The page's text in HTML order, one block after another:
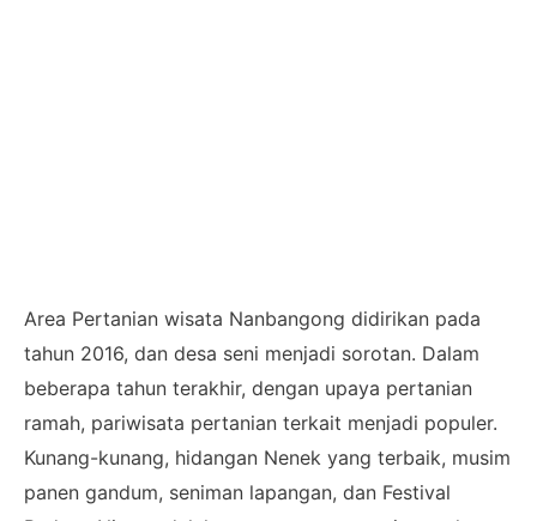
Area Pertanian wisata Nanbangong didirikan pada
tahun 2016, dan desa seni menjadi sorotan. Dalam
beberapa tahun terakhir, dengan upaya pertanian
ramah, pariwisata pertanian terkait menjadi populer.
Kunang-kunang, hidangan Nenek yang terbaik, musim
panen gandum, seniman lapangan, dan Festival